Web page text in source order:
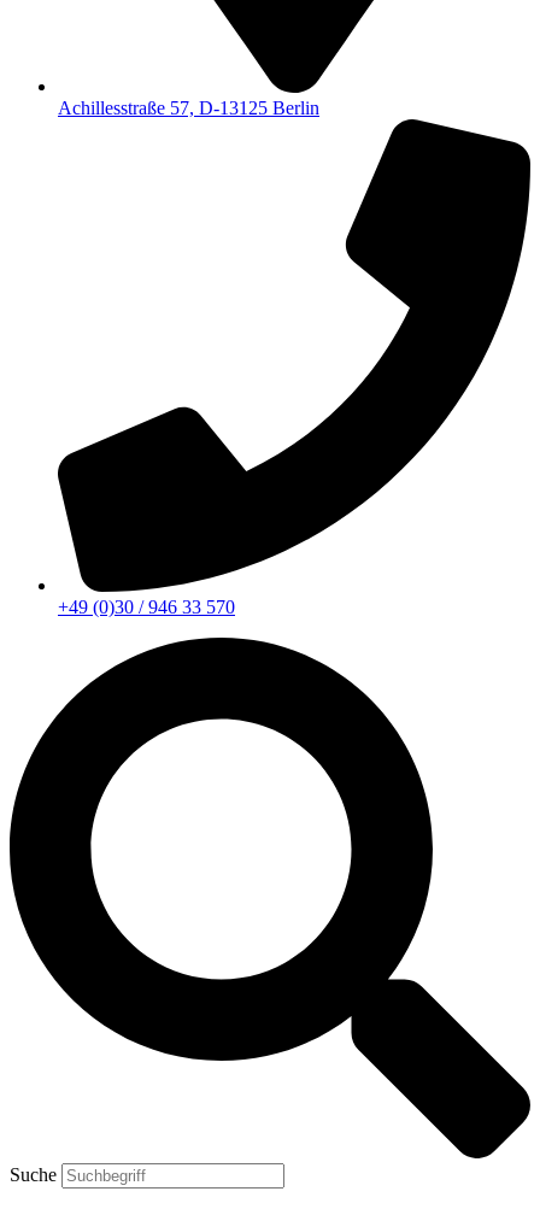
Achillesstraße 57, D-13125 Berlin
+49 (0)30 / 946 33 570
Suche